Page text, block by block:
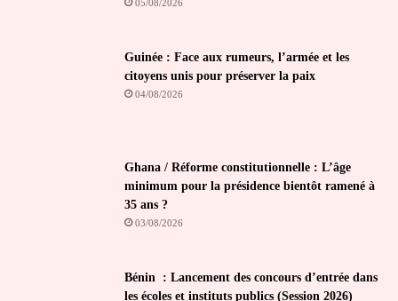
05/08/2026
Guinée : Face aux rumeurs, l’armée et les
citoyens unis pour préserver la paix
04/08/2026
Ghana / Réforme constitutionnelle : L’âge
minimum pour la présidence bientôt ramené à
35 ans ?
03/08/2026
Bénin : Lancement des concours d’entrée dans
les écoles et instituts publics (Session 2026)